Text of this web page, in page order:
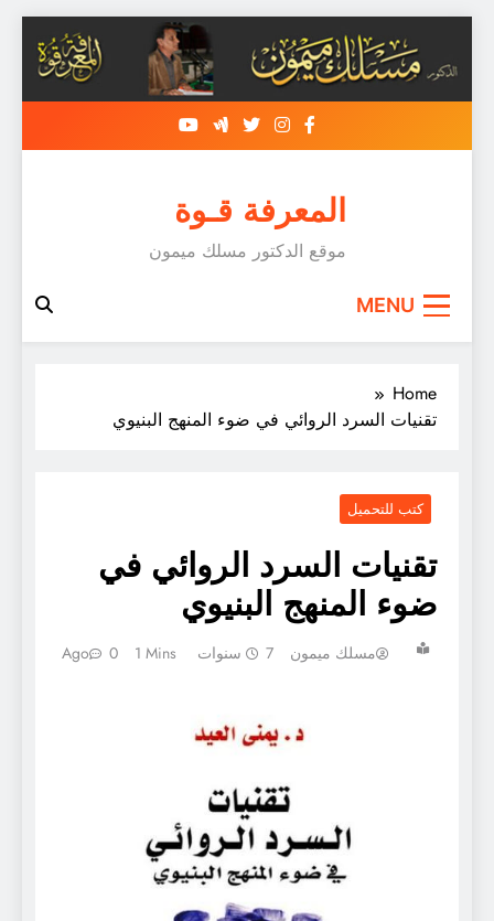
content
المعرفة قـوة
موقع الدكتور مسلك ميمون
MENU
Home
تقنيات السرد الروائي في ضوء المنهج البنيوي
كتب للتحميل
تقنيات السرد الروائي في
ضوء المنهج البنيوي
مسلك ميمون 1 Mins